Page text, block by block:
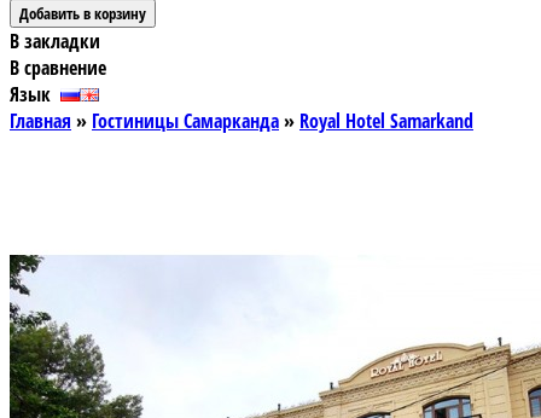
В закладки
В сравнение
Язык
Главная » Гостиницы Самарканда» Royal Hotel Samarkand